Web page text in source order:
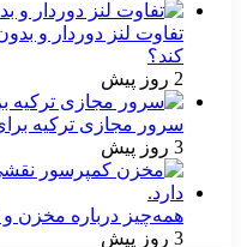
تفاوت لنز دوردار و
کند؟
2 روز پیش
سرور مجازی ترکیه
3 روز پیش
همه‌چیز درباره مخزن
3 روز پیش